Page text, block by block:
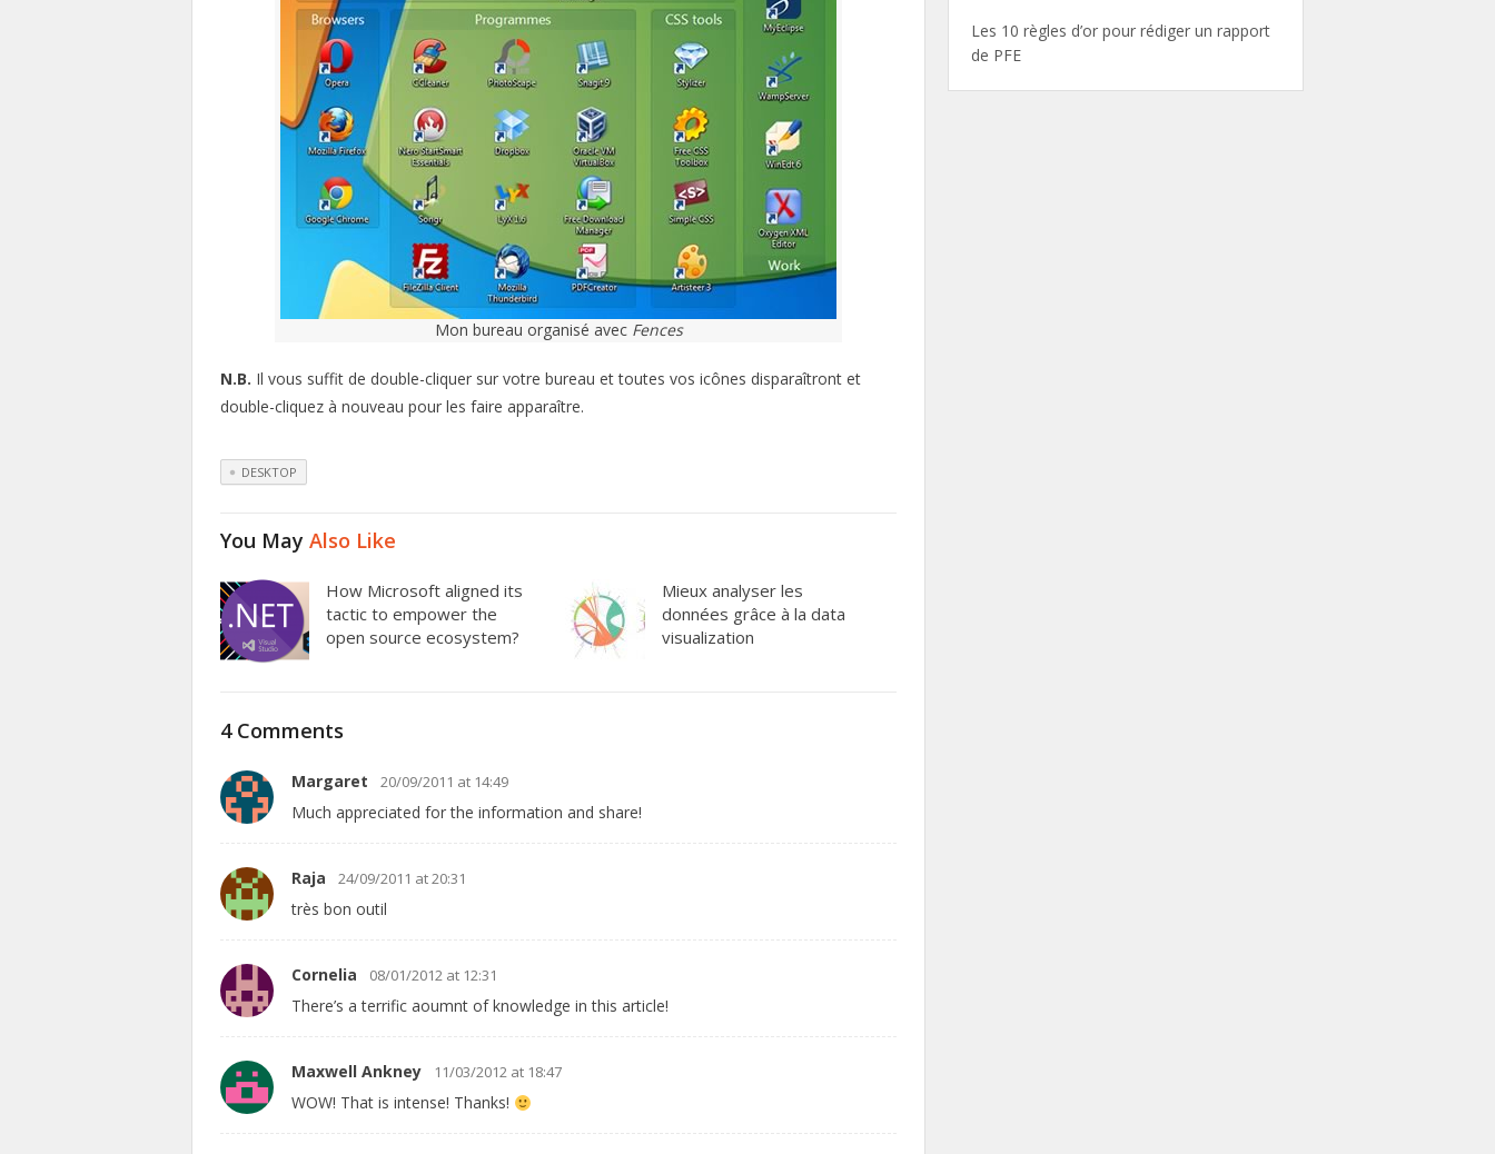
Mon bureau organisé avec Fences
N.B. Il vous suffit de double-cliquer sur votre bureau et toutes vos icônes disparaîtront et
double-cliquez à nouveau pour les faire apparaître.
DESKTOP
You May Also Like
How Microsoft aligned its
tactic to empower the
open source ecosystem?
Mieux analyser les
données grâce à la data
visualization
4 Comments
Margaret 20/09/2011 at 14:49
Much appreciated for the information and share!
Raja 24/09/2011 at 20:31
très bon outil
Cornelia 08/01/2012 at 12:31
There’s a terrific aoumnt of knowledge in this article!
Maxwell Ankney 11/03/2012 at 18:47
WOW! That is intense! Thanks!
Les 10 règles d’or pour rédiger un rapport
de PFE